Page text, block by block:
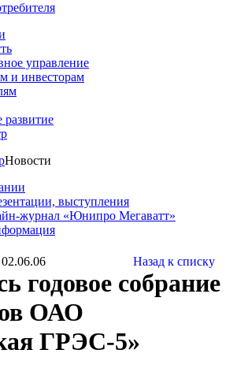
управление
и инвесторам
развитие
Новости
выступления
журнал «Юнипро Мегаватт»
Назад к списку
годовое собрание
ОАО
ГРЭС-5»